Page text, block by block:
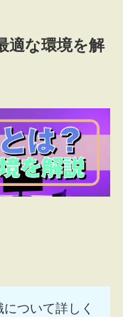
適な環境を解
ついて詳しく